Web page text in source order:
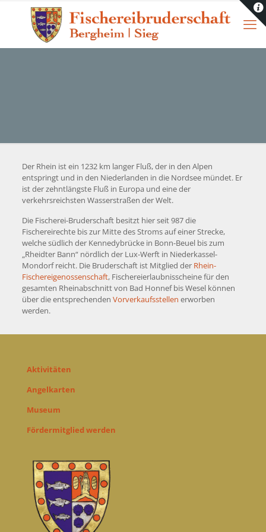
Der Rhein ist ein 1232 km langer Fluß, der in den Alpen
entspringt und in den Niederlanden in die Nordsee mündet. Er
ist der zehntlängste Fluß in Europa und eine der
verkehrsreichsten Wasserstraßen der Welt.
Die Fischerei-Bruderschaft besitzt hier seit 987 die
Fischereirechte bis zur Mitte des Stroms auf einer Strecke,
welche südlich der Kennedybrücke in Bonn-Beuel bis zum
„Rheidter Bann“ nördlich der Lux-Werft in Niederkassel-
Mondorf reicht. Die Bruderschaft ist Mitglied der Rhein-
Fischereigenossenschaft, Fischereierlaubnisscheine für den
gesamten Rheinabschnitt von Bad Honnef bis Wesel können
über die entsprechenden Vorverkaufsstellen erworben
werden.
Aktivitäten
Angelkarten
Museum
Fördermitglied werden